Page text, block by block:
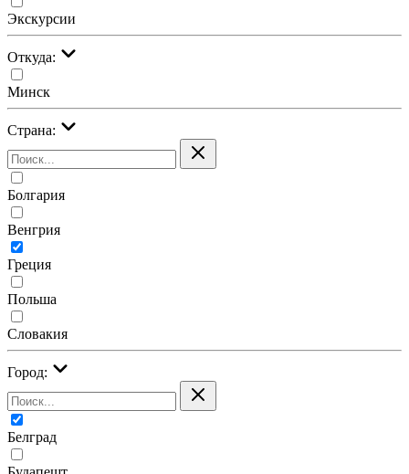
Экскурсии
Откуда:
Минск
Страна:
Болгария
Венгрия
Греция
Польша
Словакия
Город:
Белград